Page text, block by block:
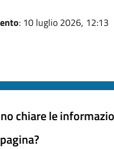
: 10 luglio 2026, 12:13
chiare le